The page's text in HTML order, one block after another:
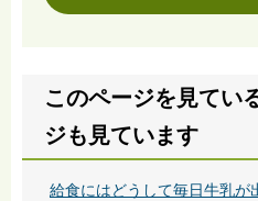
このページを見てい
ジも見ています
給食にはどうして毎日牛乳が